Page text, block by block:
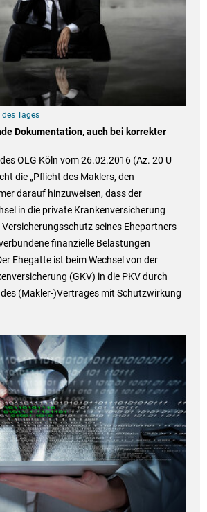
Tages
Dokumentation, auch bei korrekter
OLG Köln vom 26.02.2016 (Az. 20 U
die „Pflicht des Maklers, den
darauf hinzuweisen, dass der
in die private Krankenversicherung
seines Ehepartners
finanzielle Belastungen
Ehegatte ist beim Wechsel von der
(GKV) in die PKV durch
(Makler-)Vertrages mit Schutzwirkung